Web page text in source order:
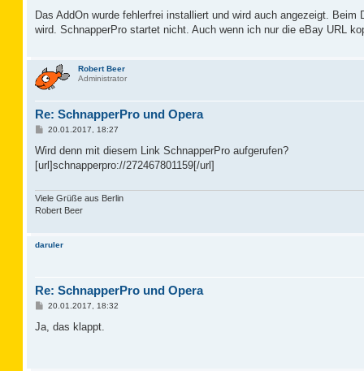
i
r
Das AddOn wurde fehlerfrei installiert und wird auch angezeigt.
wird. SchnapperPro startet nicht. Auch wenn ich nur die eBay URL
Robert Beer
Administrator
Re: SchnapperPro und Opera
B
i
r
20.01.2017, 18:27
Wird denn mit diesem Link SchnapperPro aufgerufen?
[url]schnapperpro://272467801159[/url]
Viele Grüße aus Berlin
Robert Beer
daruler
Re: SchnapperPro und Opera
B
i
20.01.2017, 18:32
Ja, das klappt.